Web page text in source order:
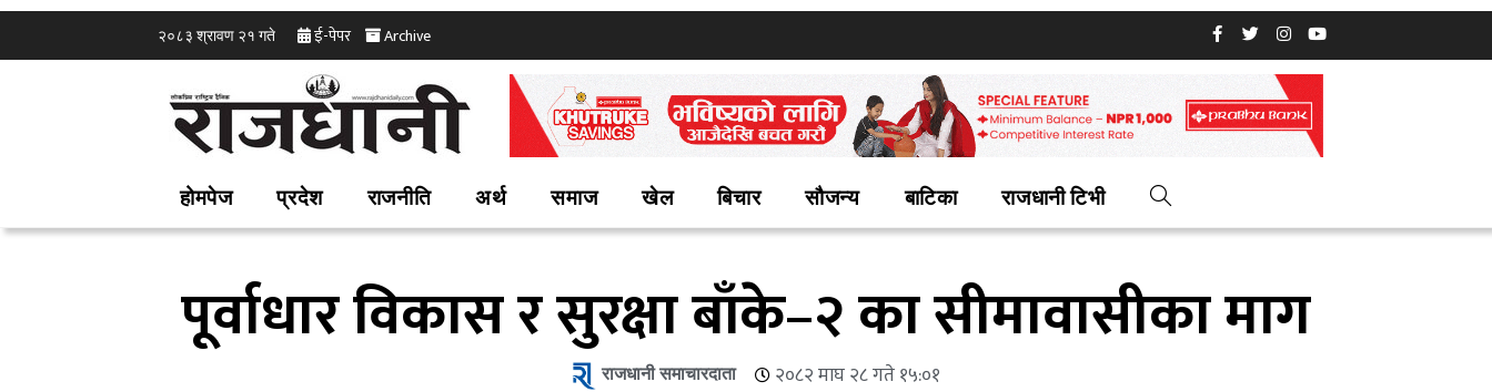
२०८३ श्रावण २१ गते ई-पेपर Archive
होमपेज प्रदेश राजनीति अर्थ समाज खेल बिचार सौजन्य बाटिका राजधानी टिभी
पूर्वाधार विकास र सुरक्षा बाँके–२ का सीमावासीका माग
राजधानी समाचारदाता २०८२ माघ २८ गते १५:०१